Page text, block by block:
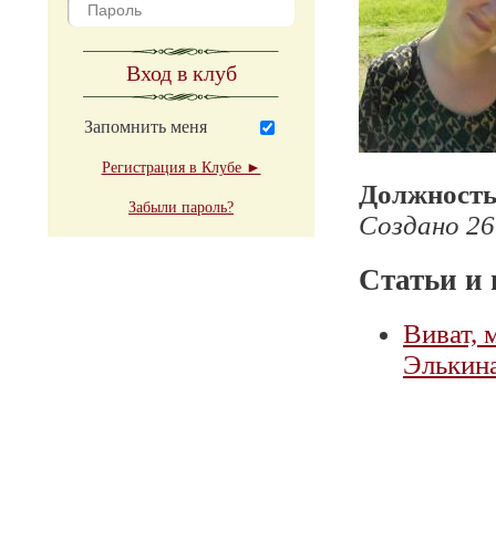
Вход в клуб
Запомнить меня
Регистрация в Клубе ►
Забыли пароль?
Создано
Статьи и
Виват,